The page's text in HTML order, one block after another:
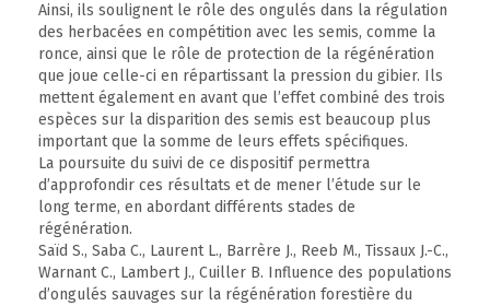
Ainsi, ils soulignent le rôle des ongulés dans la régulation
des herbacées en compétition avec les semis, comme la
ronce, ainsi que le rôle de protection de la régénération
que joue celle-ci en répartissant la pression du gibier. Ils
mettent également en avant que l’effet combiné des trois
espèces sur la disparition des semis est beaucoup plus
important que la somme de leurs effets spécifiques.
La poursuite du suivi de ce dispositif permettra
d’approfondir ces résultats et de mener l’étude sur le
long terme, en abordant différents stades de
régénération.
Saïd S., Saba C., Laurent L., Barrère J., Reeb M., Tissaux J.-C.,
Warnant C., Lambert J., Cuiller B. Influence des populations
d’ongulés sauvages sur la régénération forestière du